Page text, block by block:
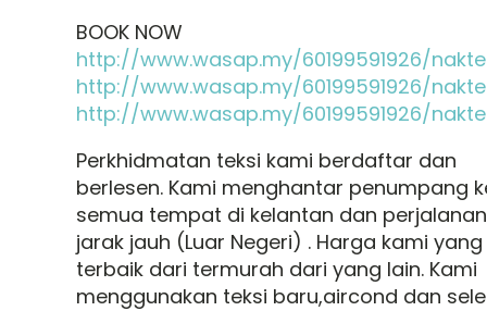
BOOK NOW
http://www.wasap.my/60199591926/
http://www.wasap.my/60199591926/
http://www.wasap.my/60199591926/
Perkhidmatan teksi kami berdaftar dan
berlesen. Kami menghantar penumpang
semua tempat di kelantan dan perjalanan
jarak jauh (Luar Negeri) . Harga kami yang
terbaik dari termurah dari yang lain. Kami
menggunakan teksi baru,aircond dan